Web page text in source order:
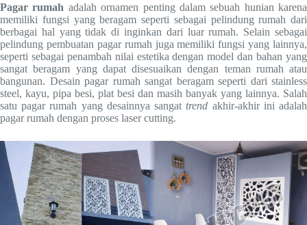
Pagar rumah adalah ornamen penting dalam sebuah hunian karena
memiliki fungsi yang beragam seperti sebagai pelindung rumah dari
berbagai hal yang tidak di inginkan dari luar rumah. Selain sebagai
pelindung pembuatan pagar rumah juga memiliki fungsi yang lainnya,
seperti sebagai penambah nilai estetika dengan model dan bahan yang
sangat beragam yang dapat disesuaikan dengan teman rumah atau
bangunan. Desain pagar rumah sangat beragam seperti dari stainless
steel, kayu, pipa besi, plat besi dan masih banyak yang lainnya. Salah
satu pagar rumah yang desainnya sangat trend akhir-akhir ini adalah
pagar rumah dengan proses laser cutting.